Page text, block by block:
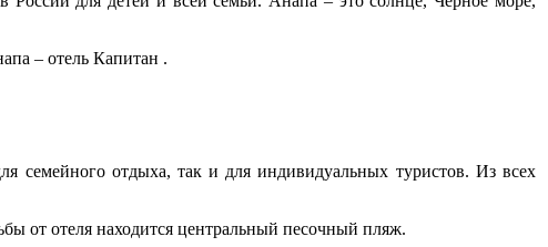
– отель Капитан .
семейного отдыха, так и для индивидуальных туристов. Из всех
от отеля находится центральный песочный пляж.